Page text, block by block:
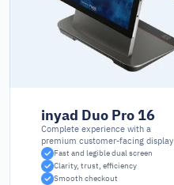
inyad Duo Pro 16
Complete experience with a
premium customer-facing display
Fast and legible dual screen
Clarity, trust, efficiency
Smooth checkout